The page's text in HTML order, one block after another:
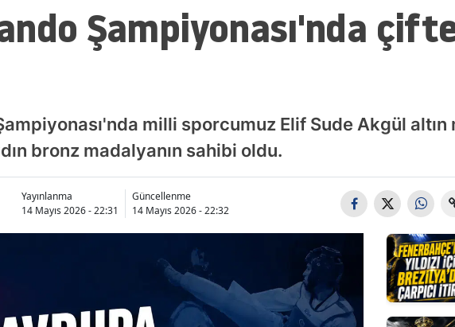
Şampiyonası'nda
milli sporcumuz Elif Sude Akgül altın
bronz madalyanın sahibi oldu.
Yayınlanma
14 Mayıs 2026 - 22:31
Güncellenme
14 Mayıs 2026 - 22:32